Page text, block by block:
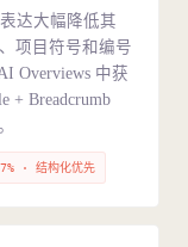
达大幅降低其
项目符号和编号
Overviews 中获
+ Breadcrumb
· 结构化优先